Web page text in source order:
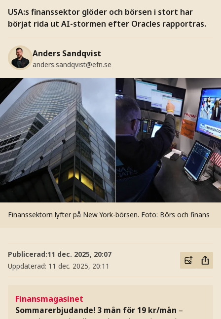
USA:s finanssektor glöder och börsen i stort har
börjat rida ut AI-stormen efter Oracles rapportras.
Anders Sandqvist
anders.sandqvist@efn.se
Finanssektorn lyfter på New York-börsen. Foto: Börs och finans
Publicerad:11 dec. 2025, 20:07
Uppdaterad: 11 dec. 2025, 20:11
Finansmagasinet
Sommarerbjudande! 3 mån för 19 kr/mån –